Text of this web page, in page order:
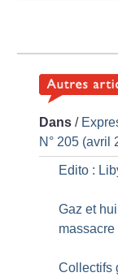
Dans /
N° 205 (avril
Edito :
Gaz et
Collectifs